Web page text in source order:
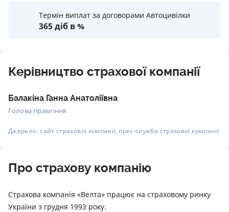
Термін виплат за договорами Автоцивілки
365 діб в %
Керівництво страхової компанії
Балакіна Ганна Анатоліївна
Голова правління
Джерело: сайт страхової компанії, прес-служба страхової компанії
Про страхову компанію
Страхова компанія «Велта» працює на страховому ринку
України з грудня 1993 року.